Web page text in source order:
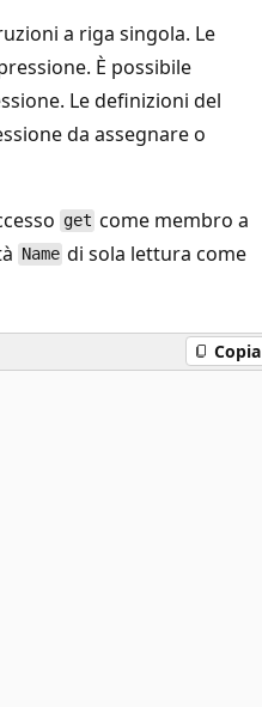
a riga singola. Le
È possibile
Le definizioni del
da assegnare o
get come membro a
Name di sola lettura come
Copia